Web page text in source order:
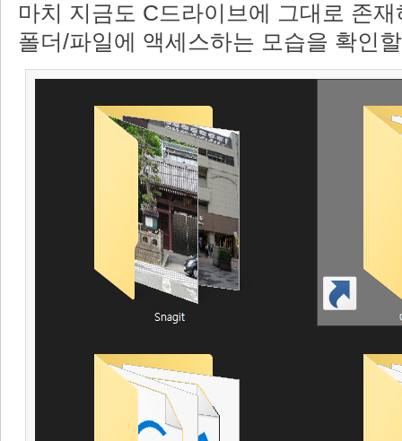
마치 지금도 C드라이브에 그대로 존
폴더/파일에 액세스하는 모습을 확인